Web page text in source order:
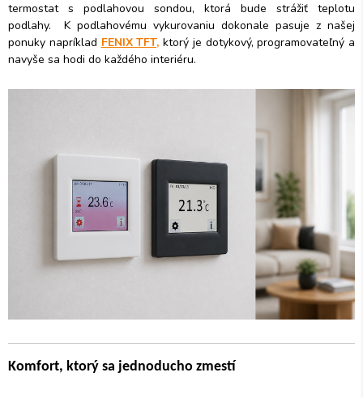
termostat s podlahovou sondou, ktorá bude strážiť teplotu
podlahy. K podlahovému vykurovaniu dokonale pasuje z našej
ponuky napríklad FENIX TFT, ktorý je dotykový, programovateľný a
navyše sa hodi do každého interiéru.
Komfort, ktorý sa jednoducho zmestí